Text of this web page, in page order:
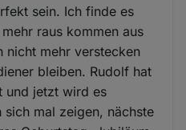
sein. Ich finde es
raus kommen aus
nicht mehr verstecken
bleiben. Rudolf hat
und jetzt wird es
mal zeigen, nächste